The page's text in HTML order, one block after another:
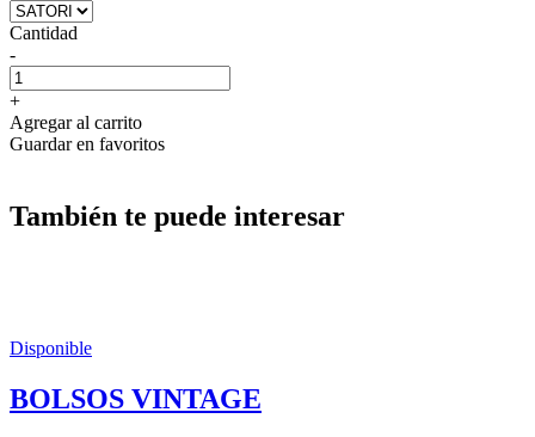
Cantidad
-
+
Agregar al carrito
Guardar en favoritos
También te puede interesar
Disponible
BOLSOS VINTAGE